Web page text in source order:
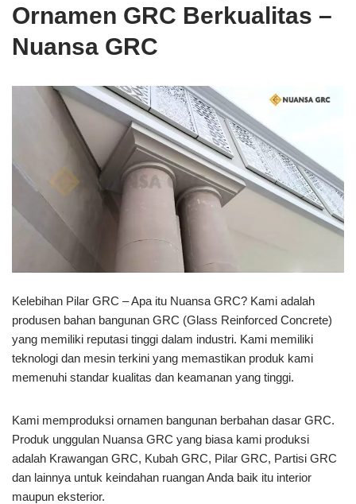
Ornamen GRC Berkualitas –
Nuansa GRC
Kelebihan Pilar GRC – Apa itu Nuansa GRC? Kami adalah
produsen bahan bangunan GRC (Glass Reinforced Concrete)
yang memiliki reputasi tinggi dalam industri. Kami memiliki
teknologi dan mesin terkini yang memastikan produk kami
memenuhi standar kualitas dan keamanan yang tinggi.
Kami memproduksi ornamen bangunan berbahan dasar GRC.
Produk unggulan Nuansa GRC yang biasa kami produksi
adalah Krawangan GRC, Kubah GRC, Pilar GRC, Partisi GRC
dan lainnya untuk keindahan ruangan Anda baik itu interior
maupun eksterior.